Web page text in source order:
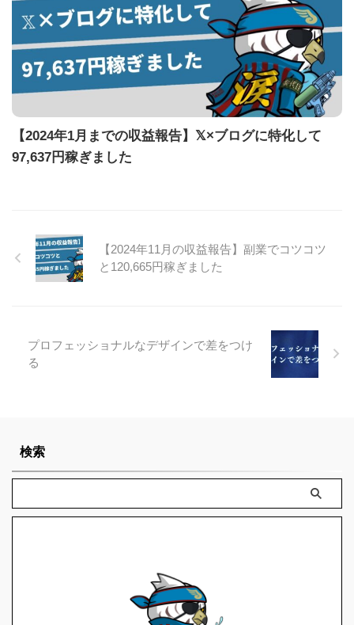
【2024年1月までの収益報告】𝕏×ブログに特化して
97,637円稼ぎました
【2024年11月の収益報告】副業でコツコツ
と120,665円稼ぎました
プロフェッショナルなデザインで差をつけ
る
検索